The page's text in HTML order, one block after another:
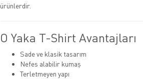
ürünlerdir.
O Yaka T-Shirt Avantajları
Sade ve klasik tasarım
Nefes alabilir kumaş
Terletmeyen yapı